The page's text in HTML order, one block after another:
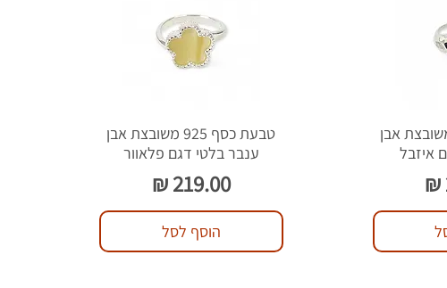
כסף 925 משובצת אבן
איזבל
טבעת כסף 925 משובצת אבן
ענבר בלטי דגם פלאוור
מחיר‏219.00 ‏₪
הוסף לסל